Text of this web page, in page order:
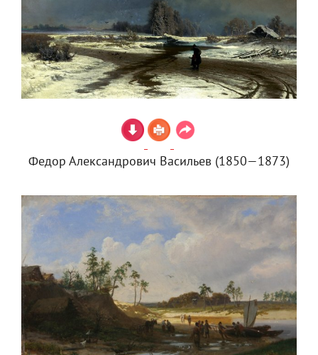
Федор Александрович Васильев (1850—1873)